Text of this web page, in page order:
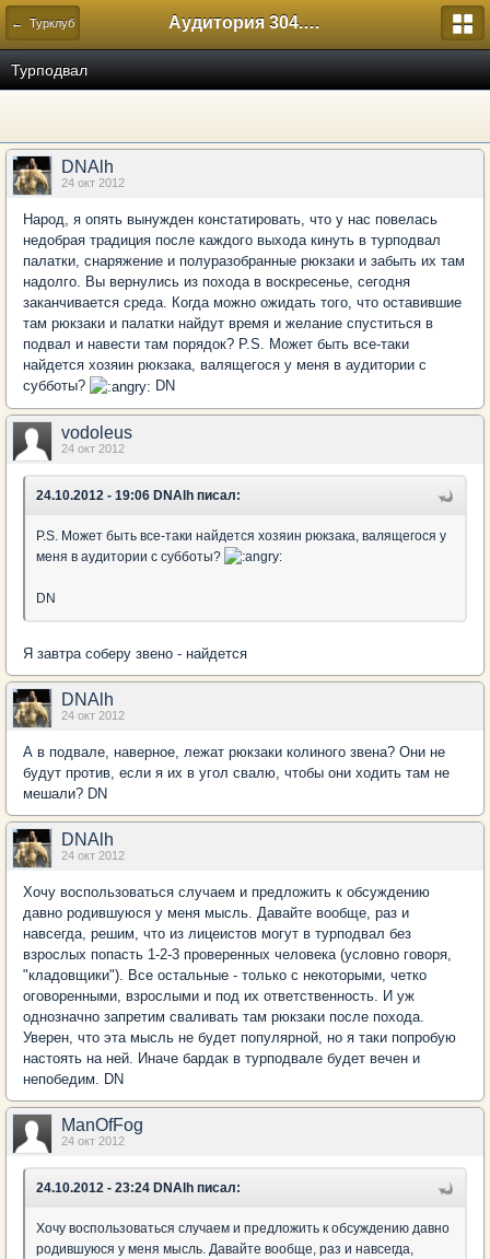
← Турклуб Аудитория 304. История России
Турподвал
DNAlh
24 окт 2012
Народ, я опять вынужден констатировать, что у нас повелась
недобрая традиция после каждого выхода кинуть в турподвал
палатки, снаряжение и полуразобранные рюкзаки и забыть их там
надолго. Вы вернулись из похода в воскресенье, сегодня
заканчивается среда. Когда можно ожидать того, что оставившие
там рюкзаки и палатки найдут время и желание спуститься в
подвал и навести там порядок? P.S. Может быть все-таки
найдется хозяин рюкзака, валящегося у меня в аудитории с
субботы?
DN
vodoleus
24 окт 2012
24.10.2012 - 19:06 DNAlh писал:
P.S. Может быть все-таки найдется хозяин рюкзака, валящегося у
меня в аудитории с субботы?
DN
Я завтра соберу звено - найдется
DNAlh
24 окт 2012
А в подвале, наверное, лежат рюкзаки колиного звена? Они не
будут против, если я их в угол свалю, чтобы они ходить там не
мешали? DN
DNAlh
24 окт 2012
Хочу воспользоваться случаем и предложить к обсуждению
давно родившуюся у меня мысль. Давайте вообще, раз и
навсегда, решим, что из лицеистов могут в турподвал без
взрослых попасть 1-2-3 проверенных человека (условно говоря,
"кладовщики"). Все остальные - только с некоторыми, четко
оговоренными, взрослыми и под их ответственность. И уж
однозначно запретим сваливать там рюкзаки после похода.
Уверен, что эта мысль не будет популярной, но я таки попробую
настоять на ней. Иначе бардак в турподвале будет вечен и
непобедим. DN
ManOfFog
24 окт 2012
24.10.2012 - 23:24 DNAlh писал:
Хочу воспользоваться случаем и предложить к обсуждению давно
родившуюся у меня мысль. Давайте вообще, раз и навсегда,